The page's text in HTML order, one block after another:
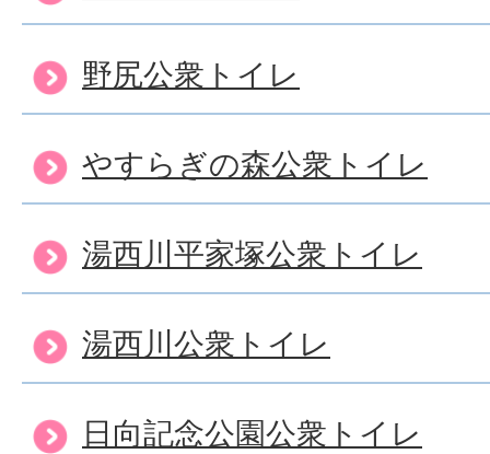
野尻公衆トイレ
やすらぎの森公衆トイレ
湯西川平家塚公衆トイレ
湯西川公衆トイレ
日向記念公園公衆トイレ